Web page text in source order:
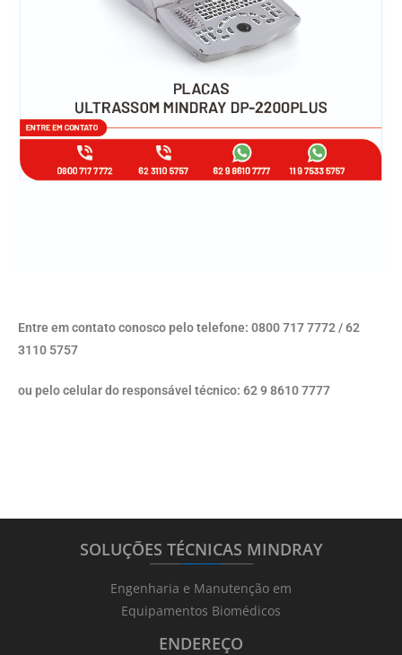
Entre em contato conosco pelo telefone: 0800 717 7772 / 62
3110 5757
ou pelo celular do responsável técnico: 62 9 8610 7777
SOLUÇÕES TÉCNICAS MINDRAY
_______________________
Engenharia e Manutenção em
Equipamentos Biomédicos
ENDEREÇO